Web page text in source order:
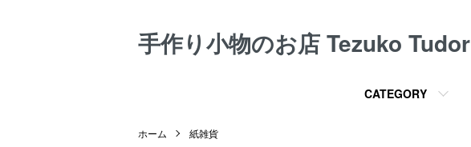
手作り小物のお店 Tezuko Tudor
CATEGORY
ホーム 紙雑貨